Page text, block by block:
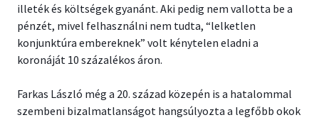
illeték és költségek gyanánt. Aki pedig nem vallotta be a
pénzét, mivel felhasználni nem tudta, “lelketlen
konjunktúra embereknek” volt kénytelen eladni a
koronáját 10 százalékos áron.
Farkas László még a 20. század közepén is a hatalommal
szembeni bizalmatlanságot hangsúlyozta a legfőbb okok